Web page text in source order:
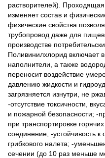
растворителей).
изменяет состав и
физические свойства
трубопровод даже для
производстве
Поливинилхлорид включает
наполнители, а также
переносит воздействие
давлению жидкости и
загрязняется изнутри, не
-отсутствие токсичности,
и пожарной безопасности; -
при транспортировке
соединение; -устойчивость
грибкового налета; -
сечении (до 10 раз меньше